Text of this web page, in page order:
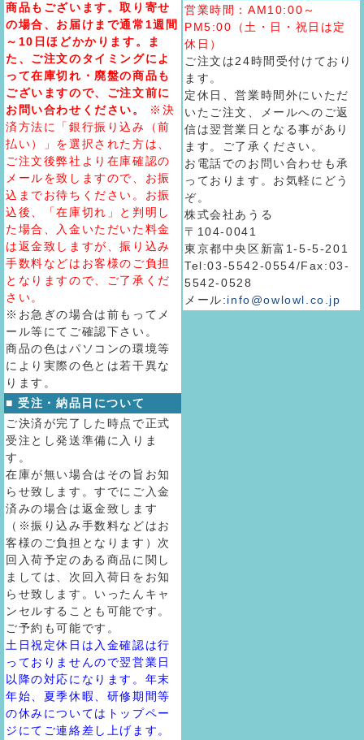
商品もございます。取り寄せ
の場合、お届けまで通常1週間
～10日ほどかかります。ま
た、ご注文のタイミングによ
って在庫切れ・廃盤の商品も
ございますので、ご注文前に
お問い合わせください。
※決
済方法に「銀行振り込み（前
払い）」を選択された方は、
ご注文後弊社より在庫確認の
メールを致しますので、お振
込までお待ちください。お振
込後、「在庫切れ」と判明し
た場合、入金いただいた料金
は返金致しますが、振り込み
手数料などはお客様のご負担
となりますので、ご了承くだ
さい。
※お急ぎの場合は前もってメ
ール等にてご確認下さい。
商品の色はパソコンの環境等
により実際の色とは若干異な
ります。
■ 受注・納品日について
ご決済が完了した時点で正式
受注とし発送準備に入りま
す。
在庫が無い場合はその旨お知
らせ致します。すでにご入金
済みの場合は返金致します
（※振り込み手数料などはお
客様のご負担となります）次
回入荷予定のある商品に関し
ましては、次回入荷日をお知
らせ致します。いったんキャ
ンセルすることも可能です。
ご予約も可能です。
土日祝定休日は入金確認は行
っておりませんので翌営業日
以降の対応になります。年末
年始、夏季休暇、研修期間等
の休みについてはトップペー
ジにてご連絡差し上げます。
営業時間：AM10:00～
PM5:00（土・日・祝日は定
休日）
ご注文は24時間受付けており
ます。
定休日、営業時間外にいただ
いたご注文、メールへのご返
信は翌営業日となる事があり
ます。ご了承ください。
お電話でのお問い合わせも承
っております。お気軽にどう
ぞ。
株式会社あうる
〒104-0041
東京都中央区新富1-5-5-201
Tel:03-5542-0554/Fax:03-
5542-0528
メール:info@owlowl.co.jp